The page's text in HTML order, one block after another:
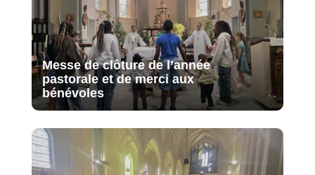
Messe de clôture de l’année
pastorale et de merci aux
bénévoles